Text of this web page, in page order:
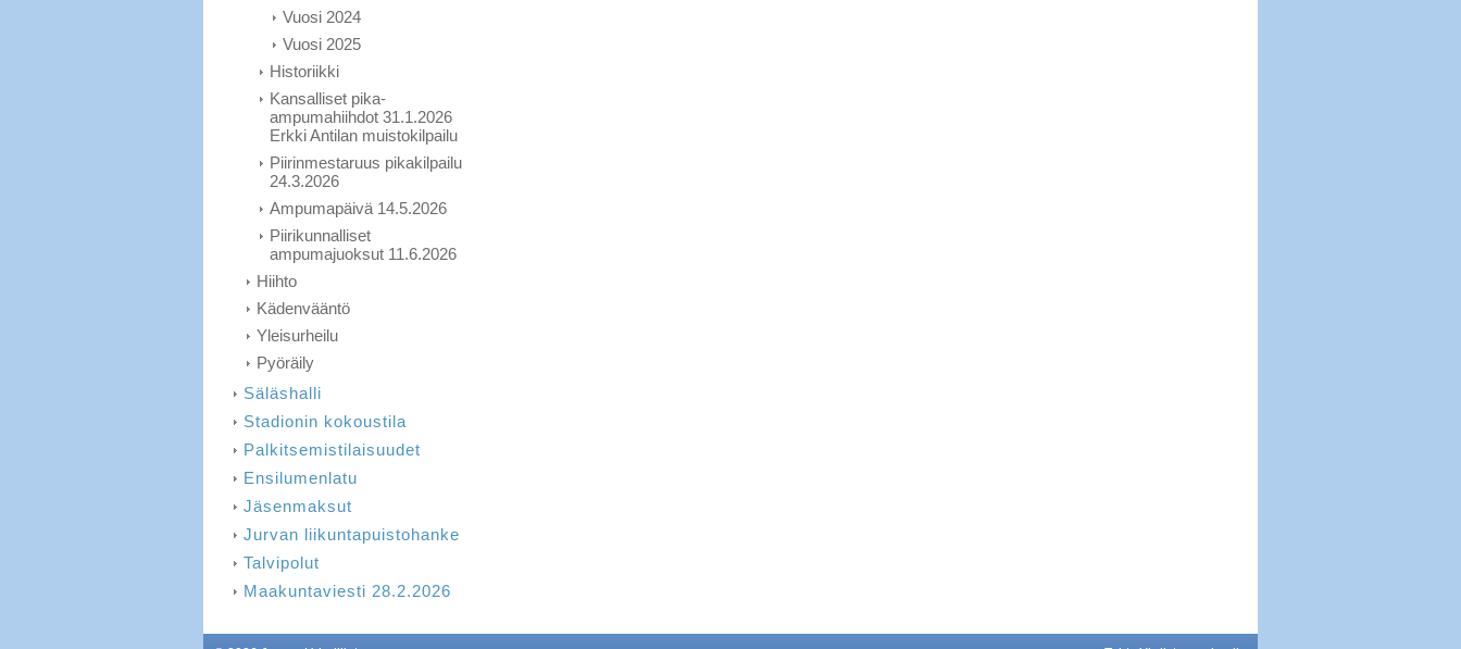
Vuosi 2024
Vuosi 2025
Historiikki
Kansalliset pika-
ampumahiihdot 31.1.2026
Erkki Antilan muistokilpailu
Piirinmestaruus pikakilpailu
24.3.2026
Ampumapäivä 14.5.2026
Piirikunnalliset
ampumajuoksut 11.6.2026
Hiihto
Kädenvääntö
Yleisurheilu
Pyöräily
Säläshalli
Stadionin kokoustila
Palkitsemistilaisuudet
Ensilumenlatu
Jäsenmaksut
Jurvan liikuntapuistohanke
Talvipolut
Maakuntaviesti 28.2.2026